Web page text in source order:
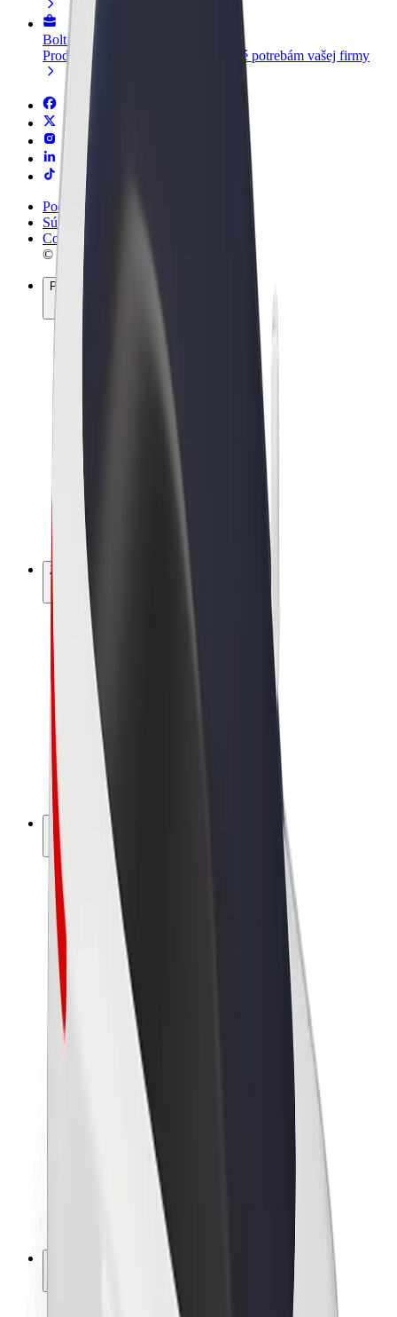
Bolt for Business
Produkty a služby Bolt prispôsobené potrebám vašej firmy
Podmienky používania
Súkromie
Cookies
© 2026 Bolt Technology OÜ
Produkty
Bolt Drive
Bolt for Business
E-bicykle
Bolt Plus
Zarábajte s Boltom
Vodiči
Zárobky partnerských vodičov
Kuriéri
Zárobky partnerských kuriérov
Partneri Bolt Food
Flotily
Franšíza
Spoločnosť
Kariéra
O spoločnosti Bolt
Udržateľnosť v spoločnosti Bolt
Projekt Zero
Smernice pre značku
Vzťahy s investormi
Vedenie spoločnosti
Bezpečnosť cestujúcich